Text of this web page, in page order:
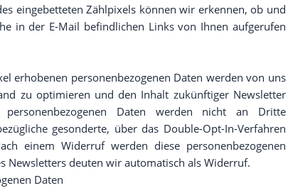
eingebetteten Zählpixels können wir erkennen, ob und
in der E-Mail befindlichen Links von Ihnen aufgerufen
erhobenen personenbezogenen Daten werden von uns
zu optimieren und den Inhalt zukünftiger Newsletter
Daten werden nicht an Dritte
gesonderte, über das Double-Opt-In-Verfahren
einem Widerruf werden diese personenbezogenen
Newsletters deuten wir automatisch als Widerruf.
Daten